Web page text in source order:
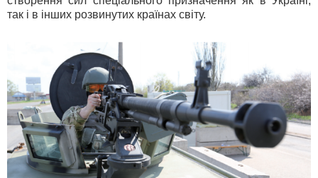
так і в інших розвинутих країнах світу.